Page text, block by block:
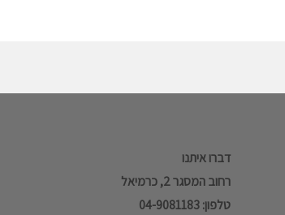
דברו איתנו
רחוב המסגר 2, כרמיאל
טלפון: 04-9081183